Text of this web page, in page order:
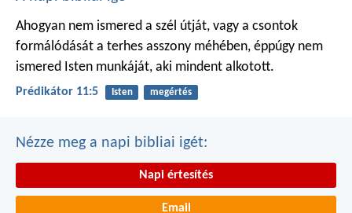
Ahogyan nem ismered a szél útját, vagy a csontok
formálódását a terhes asszony méhében, éppúgy nem
ismered Isten munkáját, aki mindent alkotott.
Prédikátor 11:5 Isten megértés
Nézze meg a napi bibliai igét:
Napi értesítés
Email